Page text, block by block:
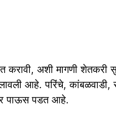
करावी, अशी मागणी शेतकरी
आहे. परिंचे, कांबळवाडी,
पाऊस पडत आहे.